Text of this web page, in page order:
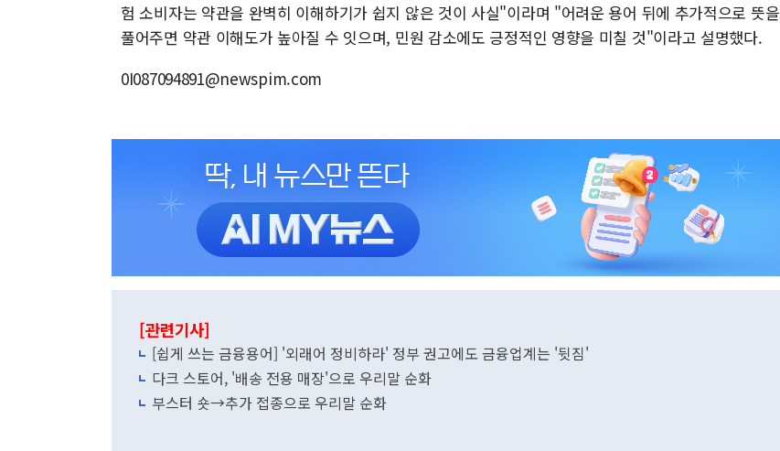
험 소비자는 약관을 완벽히 이해하기가 쉽지 않은 것이 사실"이라며 "어려운 용어 뒤에 추가적으로 뜻을
풀어주면 약관 이해도가 높아질 수 잇으며, 민원 감소에도 긍정적인 영향을 미칠 것"이라고 설명했다.
0I087094891@newspim.com
[관련기사]
[쉽게 쓰는 금융용어] '외래어 정비하라' 정부 권고에도 금융업계는 '뒷짐'
다크 스토어, '배송 전용 매장'으로 우리말 순화
부스터 숏→추가 접종으로 우리말 순화